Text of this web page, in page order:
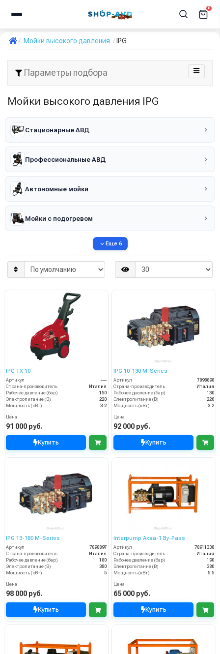
0
Мойки высокого давления IPG
Параметры подбора
Мойки высокого давления IPG
Стационарные АВД
Профессиональные АВД
Автономные мойки
Мойки с подогревом
Еще 6
IPG TX 10
Артикул
----
Страна-производитель
Италия
Рабочее давление (бар)
150
Электропитание (В)
220
Мощность (кВт)
3.2
Цена
91 000 руб.
Купить
IPG 10-130 M-Series
Артикул
7898898
Страна-производитель
Италия
Рабочее давление (бар)
130
Электропитание (В)
220
Мощность (кВт)
3.2
Цена
92 000 руб.
Купить
IPG 13-180 M-Series
Артикул
7898897
Страна-производитель
Италия
Рабочее давление (бар)
180
Электропитание (В)
380
Мощность (кВт)
5
Цена
98 000 руб.
Купить
Interpump Аква-1 By-Pass
Артикул
78911338
Страна-производитель
Италия
Рабочее давление (бар)
190
Электропитание (В)
380
Мощность (кВт)
5.5
Цена
65 000 руб.
Купить